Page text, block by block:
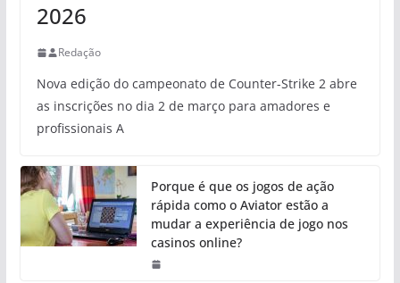
2026
Redação
Nova edição do campeonato de Counter-Strike 2 abre
as inscrições no dia 2 de março para amadores e
profissionais A
Porque é que os jogos de ação
rápida como o Aviator estão a
mudar a experiência de jogo nos
casinos online?